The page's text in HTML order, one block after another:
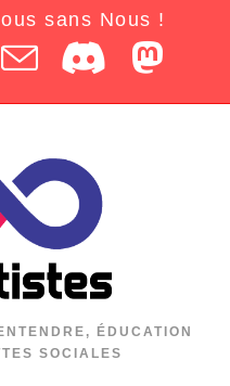
sans Nous !
ÉDUCATION
SOCIALES